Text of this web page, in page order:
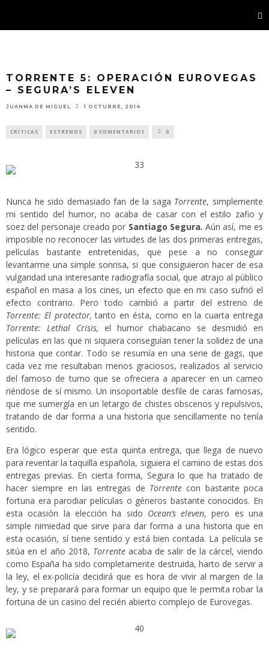
TORRENTE 5: OPERACIÓN EUROVEGAS
– SEGURA’S ELEVEN
JUANMA DE MIGUEL 1 OCTUBRE, 2014
CRÍTICAS ESTRENOS 0 COMENTARIOS 0
Nunca he sido demasiado fan de la saga Torrente, simplemente
mi sentido del humor, no acaba de casar con el estilo zafio y
soez del personaje creado por Santiago Segura.Aún así, me es
imposible no reconocer las virtudes de las dos primeras entregas,
películas bastante entretenidas, que pese a no conseguir
levantarme una simple sonrisa, si que consiguieron hacer de esa
vulgaridad una interesante radiografía social, que atrajo al público
español en masa a los cines, un efecto que en mi caso sufrió el
efecto contrario. Pero todo cambió a partir del estreno de
Torrente: El protector,tanto en ésta, como en la cuarta entrega
Torrente: Lethal Crisis, el humor chabacano se desmidió en
películas en las que ni siquiera conseguían tener la solidez de una
historia que contar. Todo se resumía en una serie de gags, que
cada vez me resultaban menos graciosos, realizados al servicio
del famoso de turno que se ofreciera a aparecer en un cameo
riéndose de sí mismo. Un insoportable desfile de caras famosas,
que me sumergía en un letargo de chistes obscenos y repulsivos,
tratando de dar forma a una historia que sencillamente no tenía
sentido.
Era lógico esperar que esta quinta entrega, que llega de nuevo
para reventar la taquilla española, siguiera el camino de estas dos
entregas previas. En cierta forma, Segura lo que ha tratado de
hacer siempre en las entregas de Torrentecon bastante poca
fortuna era parodiar películas o géneros bastante conocidos. En
esta ocasión la elección ha sido Ocean’s eleven, pero es una
simple nimiedad que sirve para dar forma a una historia que en
esta ocasión, sí tiene sentido y está bien contada. La película se
sitúa en el año 2018, Torrenteacaba de salir de la cárcel, viendo
como España ha sido completamente destruida, harto de servir a
la ley, el ex-policía decidirá que es hora de vivir al margen de la
ley, y se preparará para formar un equipo que le permita robar la
fortuna de un casino del recién abierto complejo de Eurovegas.